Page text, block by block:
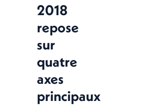
2018
repose
sur
quatre
axes
principaux